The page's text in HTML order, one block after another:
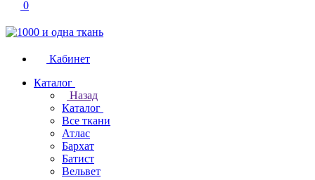
0
Кабинет
Каталог
Назад
Каталог
Все ткани
Атлас
Бархат
Батист
Вельвет